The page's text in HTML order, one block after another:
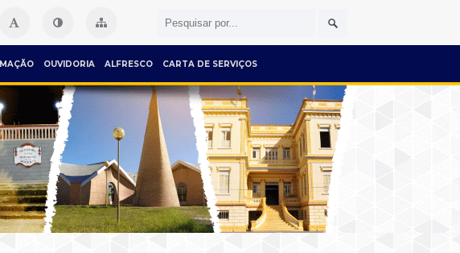
OUVIDORIA ALFRESCO CARTA DE SERVIÇOS